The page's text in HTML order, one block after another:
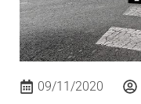
09/11/2020